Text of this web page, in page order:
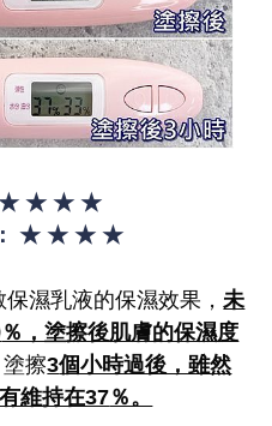
★ ★ ★
★ ★ ★ ★
濕乳液的保濕效果， 未
％，塗擦後肌膚的保濕度
塗擦3個小時過後，雖然
維持在37％。